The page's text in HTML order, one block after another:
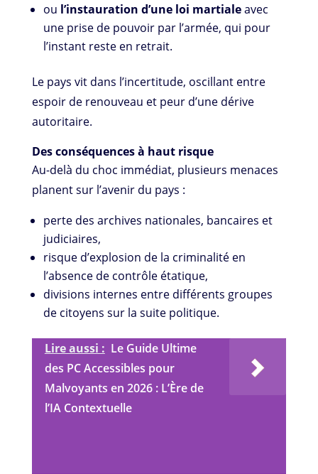
ou l’instauration d’une loi martialeavec
une prise de pouvoir par l’armée, qui pour
l’instant reste en retrait.
Le pays vit dans l’incertitude, oscillant entre
espoir de renouveau et peur d’une dérive
autoritaire.
Des conséquences à haut risque
Au-delà du choc immédiat, plusieurs menaces
planent sur l’avenir du pays :
perte des archives nationales, bancaires et
judiciaires,
risque d’explosion de la criminalité en
l’absence de contrôle étatique,
divisions internes entre différents groupes
de citoyens sur la suite politique.
Lire aussi : Le Guide Ultime
des PC Accessibles pour
Malvoyants en 2026 : L’Ère de
l’IA Contextuelle